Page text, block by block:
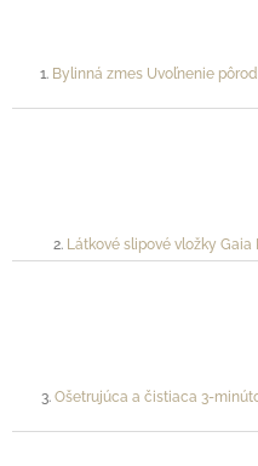
Bylinná zmes Uvoľnenie
Látkové slipové vložky Gaia
Ošetrujúca a čistiaca 3-